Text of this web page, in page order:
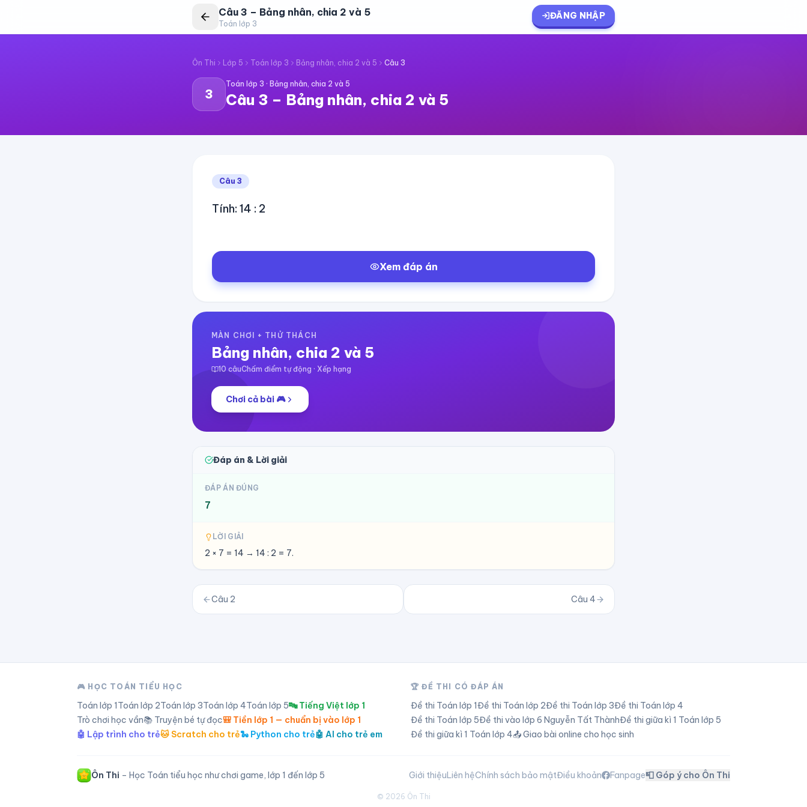
Câu 3 – Bảng nhân, chia 2 và 5
Toán lớp 3
ĐĂNG NHẬP
Ôn Thi Lớp 5 Toán lớp 3 Bảng nhân, chia 2 và 5 Câu 3
3
Toán lớp 3 · Bảng nhân, chia 2 và 5
Câu 3 – Bảng nhân, chia 2 và 5
Câu 3
Tính: 14 : 2
Xem đáp án
MÀN CHƠI + THỬ THÁCH
Bảng nhân, chia 2 và 5
10câuChấm điểm tự động · Xếp hạng
Chơi cả bài 🎮
Đáp án & Lời giải
ĐÁP ÁN ĐÚNG
7
LỜI GIẢI
2 × 7 = 14 → 14 : 2 = 7.
Câu 2 Câu 4
🎮 HỌC TOÁN TIỂU HỌC
Toán lớp 1Toán lớp 2Toán lớp 3Toán lớp 4Toán lớp 5🔤 Tiếng Việt lớp 1
Trò chơi học vần📚 Truyện bé tự đọc🎒 Tiền lớp 1 — chuẩn bị vào lớp 1
🤖 Lập trình cho trẻ🐱 Scratch cho trẻ🐍 Python cho trẻ🤖 AI cho trẻ em
🏆 ĐỀ THI CÓ ĐÁP ÁN
Đề thi Toán lớp 1Đề thi Toán lớp 2Đề thi Toán lớp 3Đề thi Toán lớp 4
Đề thi Toán lớp 5Đề thi vào lớp 6 Nguyễn Tất ThànhĐề thi giữa kì 1 Toán lớp 5
Đề thi giữa kì 1 Toán lớp 4📤 Giao bài online cho học sinh
Ôn Thi – Học Toán tiểu học như chơi game, lớp 1 đến lớp 5 Giới thiệuLiên hệChính sách bảo mậtĐiều khoản Fanpage📮 Góp ý cho Ôn Thi
© 2026 Ôn Thi